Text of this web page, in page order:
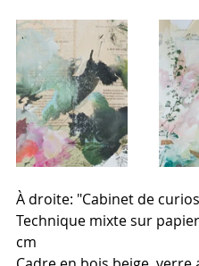
À droite: "Cabinet de
Technique mixte sur
cm